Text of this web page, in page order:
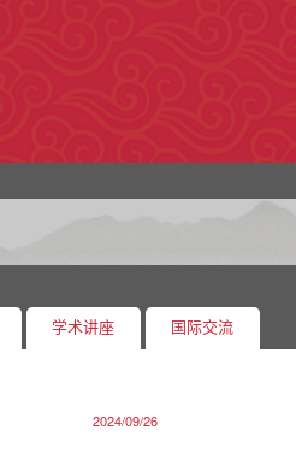
学术讲座 国际交流
2024/09/26